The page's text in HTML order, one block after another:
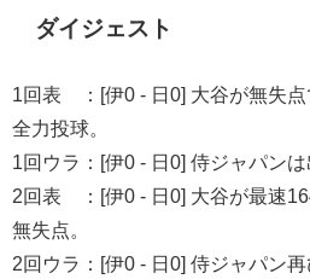
ダイジェスト
1回表 ：[伊0 - 日0] 大谷が無失点
全力投球。
1回ウラ：[伊0 - 日0] 侍ジャパンは
2回表 ：[伊0 - 日0] 大谷が最速
無失点。
2回ウラ：[伊0 - 日0] 侍ジャパン再